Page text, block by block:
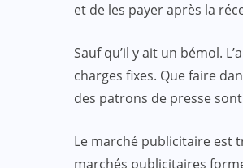
et de les payer après la
Sauf qu’il y ait un bémol.
charges fixes. Que faire
des patrons de presse
Le marché publicitaire est
marchés publicitaires